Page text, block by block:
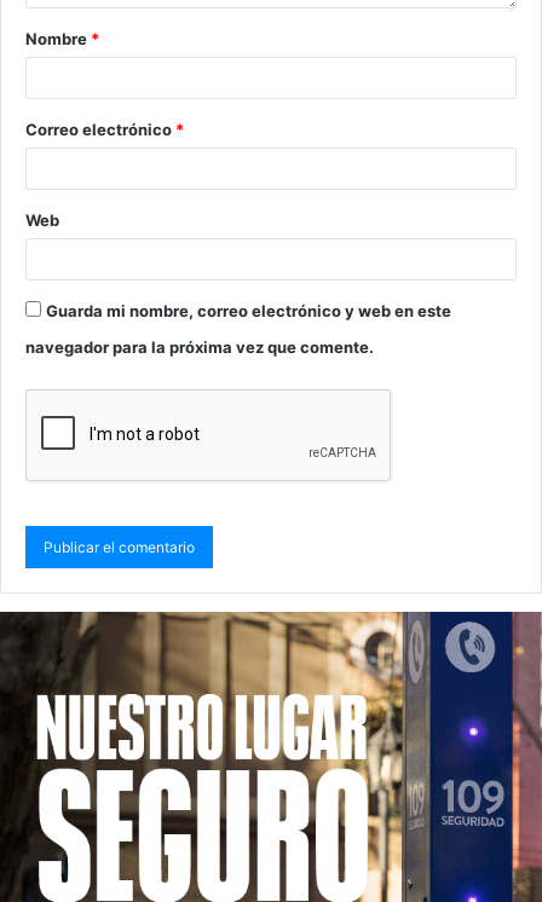
Nombre *
Correo electrónico *
Web
Guarda mi nombre, correo electrónico y web en este
navegador para la próxima vez que comente.